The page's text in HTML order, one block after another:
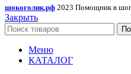
шокоголик.рф 2023 Помощник в
Закрыть
Меню
КАТАЛОГ